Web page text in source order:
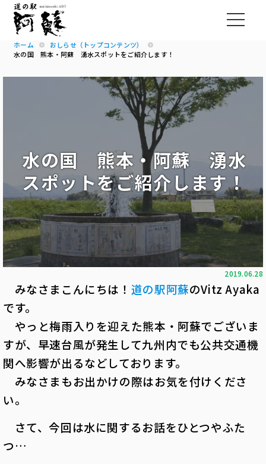
ホーム
おしらせ（トップコンテンツ）
水の国 熊本・阿蘇 湧水スポットをご紹介します！
水の国 熊本・阿蘇 湧水
スポットをご紹介します！
2019.06.28
みなさまこんにちは！ 道の駅阿蘇のVitz Ayaka
です。
やっと梅雨入りを迎えた熊本・阿蘇でございま
すが、早速台風が発生して九州内でも公共交通機
関へ影響が出るなどしております。
みなさまもお出かけの際はお気を付けくださ
い。
さて、今回は水に関するお話をひとつやふた
つ…